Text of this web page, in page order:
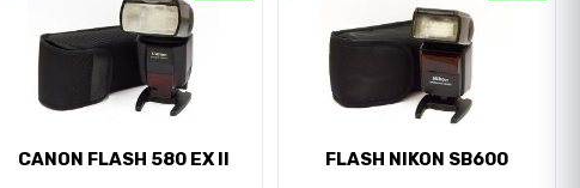
CANON FLASH 580 EX II FLASH NIKON SB600